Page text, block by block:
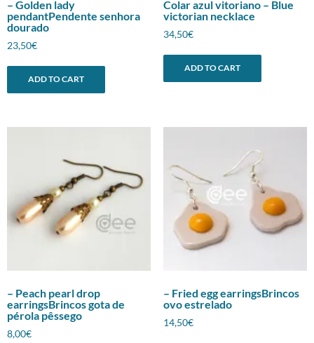
– Golden lady
pendantPendente senhora
dourado
23,50€
ADD TO CART
Colar azul vitoriano – Blue
victorian necklace
34,50€
ADD TO CART
– Peach pearl drop
earringsBrincos gota de
pérola pêssego
8,00€
– Fried egg earringsBrincos
ovo estrelado
14,50€